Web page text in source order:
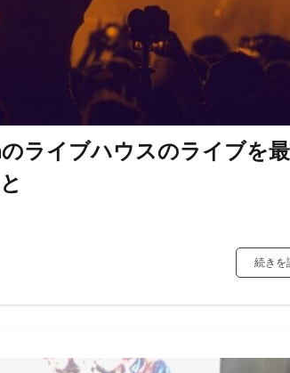
のライブハウスのライブを
続きを